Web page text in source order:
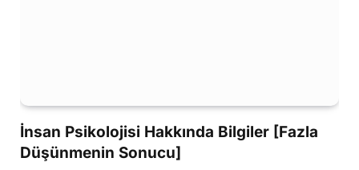
İnsan Psikolojisi Hakkında Bilgiler [Fazla
Düşünmenin Sonucu]